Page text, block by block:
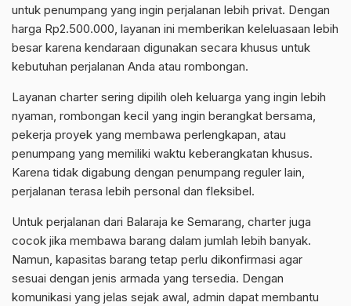
untuk penumpang yang ingin perjalanan lebih privat. Dengan
harga Rp2.500.000, layanan ini memberikan keleluasaan lebih
besar karena kendaraan digunakan secara khusus untuk
kebutuhan perjalanan Anda atau rombongan.
Layanan charter sering dipilih oleh keluarga yang ingin lebih
nyaman, rombongan kecil yang ingin berangkat bersama,
pekerja proyek yang membawa perlengkapan, atau
penumpang yang memiliki waktu keberangkatan khusus.
Karena tidak digabung dengan penumpang reguler lain,
perjalanan terasa lebih personal dan fleksibel.
Untuk perjalanan dari Balaraja ke Semarang, charter juga
cocok jika membawa barang dalam jumlah lebih banyak.
Namun, kapasitas barang tetap perlu dikonfirmasi agar
sesuai dengan jenis armada yang tersedia. Dengan
komunikasi yang jelas sejak awal, admin dapat membantu